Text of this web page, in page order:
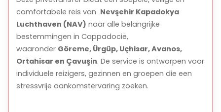
of zeer late vluchten, maar er is zeker een
transferservice voor elke vlucht.
Onze chauffeur die aan de luchthavenpoort staat, zal
u verwelkomen met een bord met uw naam erop.
comfortabele reis van Nevşehir Kapadokya
Luchthaven (NAV) naar alle belangrijke
bestemmingen in Cappadocië,
waaronder Göreme, Ürgüp, Uçhisar, Avanos,
Ortahisar en Çavuşin. De service is ontworpen voor
individuele reizigers, gezinnen en groepen die een
stressvrije aankomstervaring zoeken.